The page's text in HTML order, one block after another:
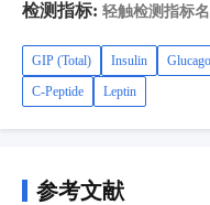
检测指标: 轻触检测指标
GIP (Total) Insulin
C-Peptide
Leptin
参考文献